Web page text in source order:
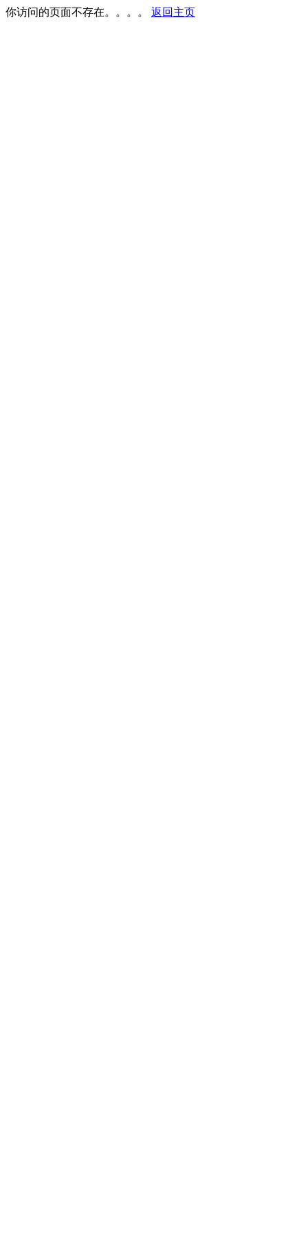
你访问的页面不存在。。。。 返回主页